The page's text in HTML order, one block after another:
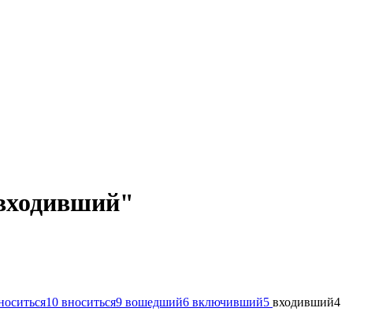
10 вноситься9 вошедший6 включивший5 входивший4